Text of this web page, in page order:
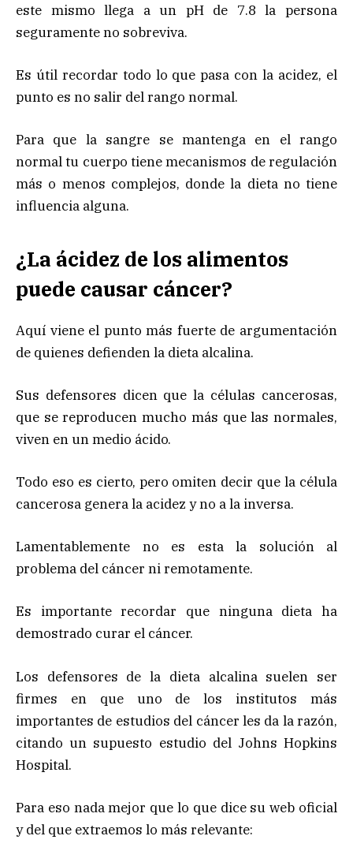
este mismo llega a un pH de 7.8 la persona
seguramente no sobreviva.
Es útil recordar todo lo que pasa con la acidez, el
punto es no salir del rango normal.
Para que la sangre se mantenga en el rango
normal tu cuerpo tiene mecanismos de regulación
más o menos complejos, donde la dieta no tiene
influencia alguna.
¿La ácidez de los alimentos
puede causar cáncer?
Aquí viene el punto más fuerte de argumentación
de quienes defienden la dieta alcalina.
Sus defensores dicen que la células cancerosas,
que se reproducen mucho más que las normales,
viven en un medio ácido.
Todo eso es cierto, pero omiten decir que la célula
cancerosa genera la acidez y no a la inversa.
Lamentablemente no es esta la solución al
problema del cáncer ni remotamente.
Es importante recordar que ninguna dieta ha
demostrado curar el cáncer.
Los defensores de la dieta alcalina suelen ser
firmes en que uno de los institutos más
importantes de estudios del cáncer les da la razón,
citando un supuesto estudio del Johns Hopkins
Hospital.
Para eso nada mejor que lo que dice su web oficial
y del que extraemos lo más relevante: